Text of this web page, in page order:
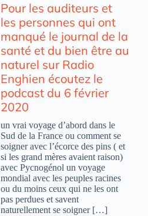
Pour les auditeurs et
les personnes qui ont
manqué le journal de la
santé et du bien être au
naturel sur Radio
Enghien écoutez le
podcast du 6 février
2020
un vrai voyage d’abord dans le
Sud de la France ou comment se
soigner avec l’écorce des pins ( et
si les grand mères avaient raison)
avec Pycnogénol un voyage
mondial avec les peuples racines
ou du moins ceux qui ne les ont
pas perdues et savent
naturellement se soigner […]